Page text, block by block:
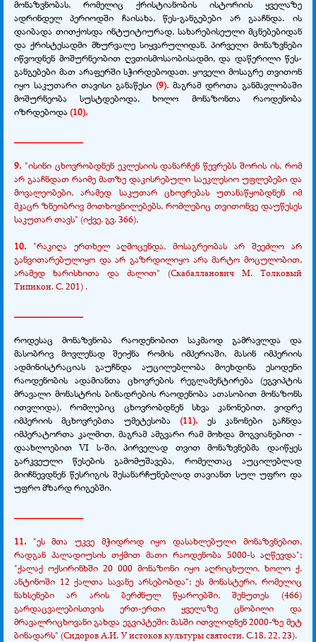
მონაზვნობას, რომელიც ქრისტიანობის ისტორიის ყველაზე
ადრინდელ პერიოდში ჩაისახა, წეს-განგებები არ გააჩნდა. ის
დაიბადა თითქოსდა ინტუიტიურად, სახარებისეული მცნებებიდან
და ქრისტესადმი მხურვალე სიყვარულიდან. პირველი მონაზვნები
იწვოდნენ მოშურნეობით ღვთისმოსაობისადმი, და დაწერილი წეს-
განგებები მათ არაფერში სჭირდებოდათ. ყოველი მოსაგრე თვითონ
იყო საკუთარი თავისი განაწესი (9). მაგრამ დროთა განმავლობაში
მოშურნეობა სუსტდებოდა, ხოლო მონაზონთა რაოდენობა
იზრდებოდა (10).
9. "ისინი ცხოვრობდნენ ეკლესიის დანარჩენ წევრებს შორის ის, რომ
არ გააჩნდათ რაიმე მათზე დაკისრებული საეკლესიო უფლებები და
მოვალეობები, არამედ საკუთარ ცხოვრებას უთანაწყობდნენ იმ
მკაცრ ზნეობრივ მოთხოვნილებებს, რომლებიც თვითონვე დაუწესეს
საკუთარ თავს" (იქვე. გვ. 366).
10. "რაკიღა ერთხელ აღმოცენდა, მოსაგრეობას არ შეეძლო არ
განვითარებულიყო და არ გაზრდილიყო არა მარტო მოცულობით,
არამედ ხარისხითა და ძალით" (Скабалланович М. Толковый
Типикон. С. 201) .
როდესაც მონაზვნობა რაოდენობით საკმაოდ გამრავლდა და
მასობრივ მოვლენად შეიქნა რომის იმპერიაში, მასინ იმპერიის
ადმინისტრაციას გაუჩნდა აუცილებლობა მოეხდინა ესოდენი
რაოდენობის ადამიანთა ცხოვრების რეგლამენტირება (ეგვიპტის
მრავალი მონასტრის ბინადრების რაოდენობა ათასობით მონაზონს
ითვლიდა), რომლებიც ცხოვრობდნენ სხვა კანონებით, ვიდრე
იმპერიის მცხოვრებთა უმეტესობა(11). ეს კანონები გაჩნდა
იმპერატორთა კალმით, მაგრამ ამგვარი რამ მოხდა მოგვიანებით -
დაახლოებით VI ს-ში. პირველად თვით მონაზვნებმა დაიწყეს
გარკვეული წესების გამომუშავება, რომელთაც აუცილებლად
მიიჩნევდნენ წესრიგის შესანარჩუნებლად თავიანთ სულ უფრო და
უფრო მზარდ რიგებში.
11.
"ეს მთა უკვე მჭიდროდ იყო დასახლებული მონაზვნებით,
რადგან პალადიუსის თქმით მათი რაოდენობა 5000-ს აღწევდა";
"ქალაქ ოქსირინხში 20 000 მონაზონი იყო აღრიცხული, ხოლო ქ.
ანტინოში 12 ქალთა სავანე არსებობდა"; ეს მონასტერი, რომელიც
ნახსენები არ არის ბერძნულ წყაროებში, შენუთეს (466)
გარდაცვალებისთვის ერთ-ერთი ყველაზე ცნობილი და
მრავალრიცხოვანი გახდა ეგვიპტეში: მასში ითვლიდნენ 2000-ზე მეტ
ბინადარს" (Сидоров А.И. У истоков культуры святости. С.18, 22, 23).